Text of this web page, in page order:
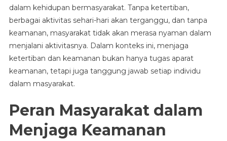
dalam kehidupan bermasyarakat. Tanpa ketertiban,
berbagai aktivitas sehari-hari akan terganggu, dan tanpa
keamanan, masyarakat tidak akan merasa nyaman dalam
menjalani aktivitasnya. Dalam konteks ini, menjaga
ketertiban dan keamanan bukan hanya tugas aparat
keamanan, tetapi juga tanggung jawab setiap individu
dalam masyarakat.
Peran Masyarakat dalam
Menjaga Keamanan